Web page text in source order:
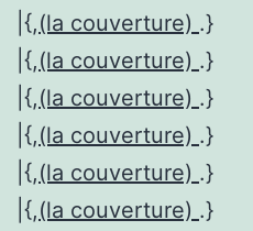
|{,(la couverture) .}
|{,(la couverture) .}
|{,(la couverture) .}
|{,(la couverture) .}
|{,(la couverture) .}
|{,(la couverture) .}